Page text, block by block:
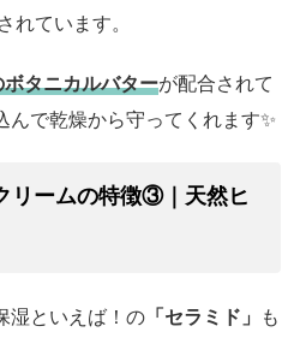
れています。
タニカルバターが配合されて
で乾燥から守ってくれます✨
リームの特徴③｜天然ヒ
湿といえば！の 「セラミド」 も